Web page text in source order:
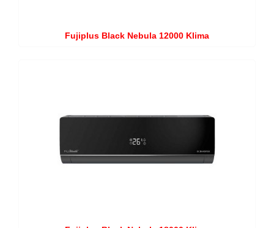
Fujiplus Black Nebula 12000 Klima